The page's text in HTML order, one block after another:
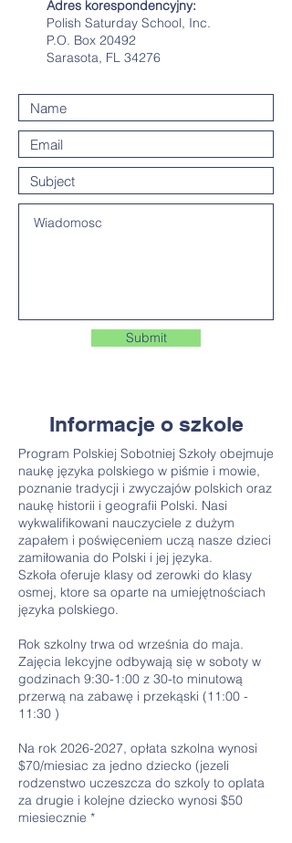
Adres korespondencyjny:
Polish Saturday School, Inc.
P.O. Box 20492
Sarasota, FL 34276
Submit
Informacje o szkole
Program Polskiej Sobotniej Szkoły obejmuje
naukę języka polskiego w piśmie i mowie,
poznanie tradycji i zwyczajów polskich oraz
naukę historii i geografii Polski. Nasi
wykwalifikowani nauczyciele z dużym
zapałem i poświęceniem uczą nasze dzieci
zamiłowania do Polski i jej języka.
Szkoła oferuje klasy od zerowki do klasy
osmej, ktore sa oparte na umiejętnościach
języka polskiego.
Rok szkolny trwa od września do maja.
Zajęcia lekcyjne odbywają się w soboty w
godzinach 9:30-1:00 z 30-to minutową
przerwą na zabawę i przekąski (11:00 -
11:30 )
Na rok 2026-2027, opłata szkolna wynosi
$70/miesiac za jedno dziecko (jezeli
rodzenstwo uczeszcza do szkoly to oplata
za drugie i kolejne dziecko wynosi $50
miesiecznie *